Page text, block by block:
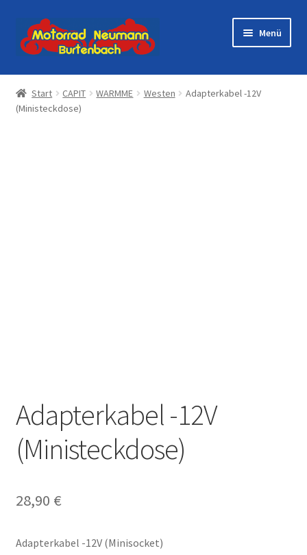
Zur
Navigation
springen
Zum
Inhalt
springen
Menü
Startseite
Shop
Start CAPIT WARMME Westen
Adapterkabel -12V
(Ministeckdose)
Adapterkabel -12V
(Ministeckdose)
28,90 €
Adapterkabel -12V (Minisocket)